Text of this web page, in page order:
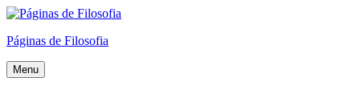
Skip
content
Páginas de Filosofia
Menu